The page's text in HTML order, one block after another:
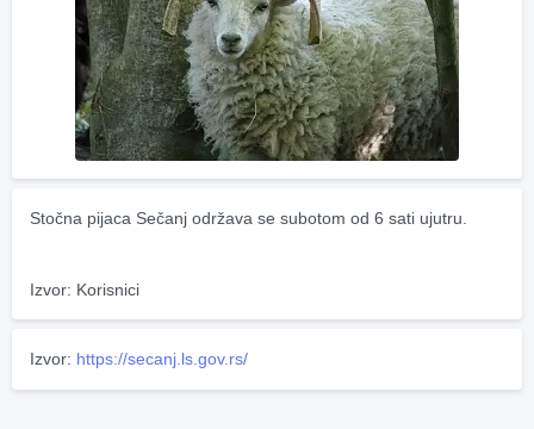
Stočna pijaca Sečanj održava se subotom od 6 sati ujutru.
Izvor: Korisnici
Izvor: https://secanj.ls.gov.rs/